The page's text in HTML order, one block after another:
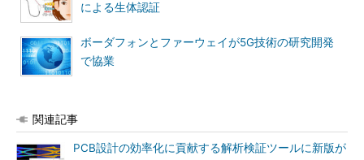
による生体認証
ボーダフォンとファーウェイが5G技術の研究開発
で協業
関連記事
PCB設計の効率化に貢献する解析検証ツールに新版が